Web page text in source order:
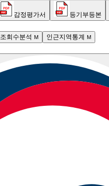
감정평가서 등기부등본
조회수분석 M 인근지역통계 M